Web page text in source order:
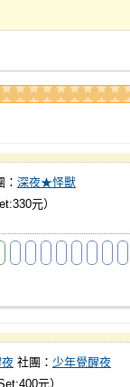
： 深夜★怪獸
元）
社團： 少年覺醒夜
元）